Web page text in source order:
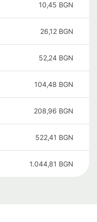
10,45 BGN
26,12 BGN
52,24 BGN
104,48 BGN
208,96 BGN
522,41 BGN
1.044,81 BGN